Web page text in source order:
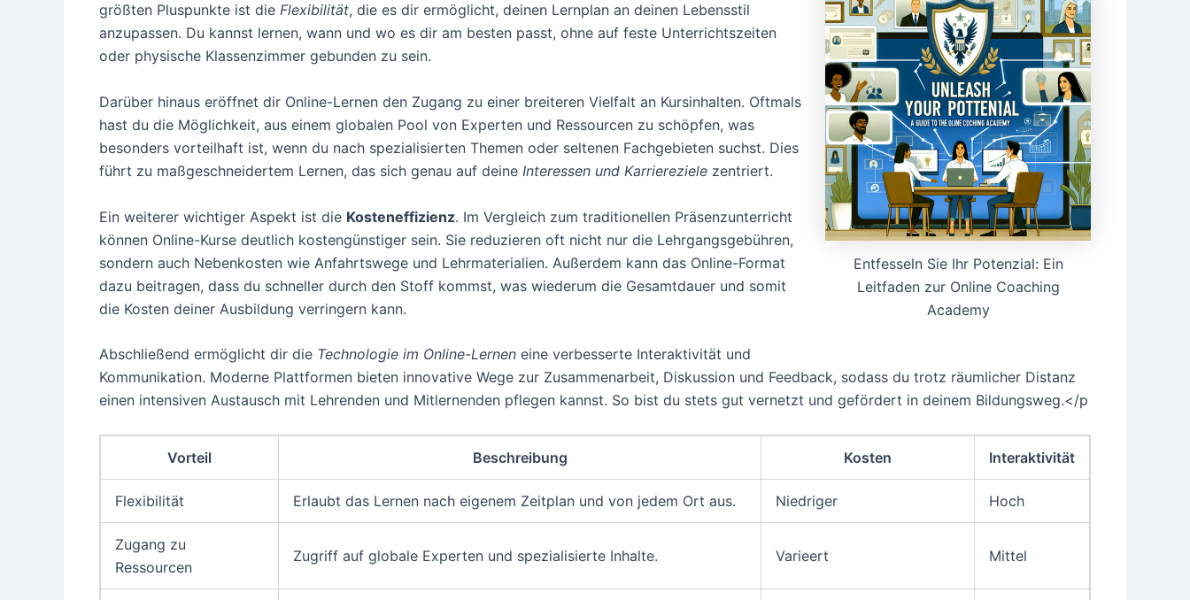
Entfesseln Sie Ihr Potenzial: Ein
Leitfaden zur Online Coaching
Academy
größten Pluspunkte ist die Flexibilität, die es dir ermöglicht, deinen Lernplan an deinen Lebensstil
anzupassen. Du kannst lernen, wann und wo es dir am besten passt, ohne auf feste Unterrichtszeiten
oder physische Klassenzimmer gebunden zu sein.
Darüber hinaus eröffnet dir Online-Lernen den Zugang zu einer breiteren Vielfalt an Kursinhalten. Oftmals
hast du die Möglichkeit, aus einem globalen Pool von Experten und Ressourcen zu schöpfen, was
besonders vorteilhaft ist, wenn du nach spezialisierten Themen oder seltenen Fachgebieten suchst. Dies
führt zu maßgeschneidertem Lernen, das sich genau auf deine Interessen und Karriereziele zentriert.
Ein weiterer wichtiger Aspekt ist die Kosteneffizienz. Im Vergleich zum traditionellen Präsenzunterricht
können Online-Kurse deutlich kostengünstiger sein. Sie reduzieren oft nicht nur die Lehrgangsgebühren,
sondern auch Nebenkosten wie Anfahrtswege und Lehrmaterialien. Außerdem kann das Online-Format
dazu beitragen, dass du schneller durch den Stoff kommst, was wiederum die Gesamtdauer und somit
die Kosten deiner Ausbildung verringern kann.
Abschließend ermöglicht dir die Technologie im Online-Lernen eine verbesserte Interaktivität und
Kommunikation. Moderne Plattformen bieten innovative Wege zur Zusammenarbeit, Diskussion und Feedback, sodass du trotz räumlicher Distanz
einen intensiven Austausch mit Lehrenden und Mitlernenden pflegen kannst. So bist du stets gut vernetzt und gefördert in deinem Bildungsweg.</p
Vorteil Beschreibung Kosten Interaktivität
Flexibilität Erlaubt das Lernen nach eigenem Zeitplan und von jedem Ort aus. Niedriger Hoch
Zugang zu
Ressourcen
Zugriff auf globale Experten und spezialisierte Inhalte. Varieert Mittel